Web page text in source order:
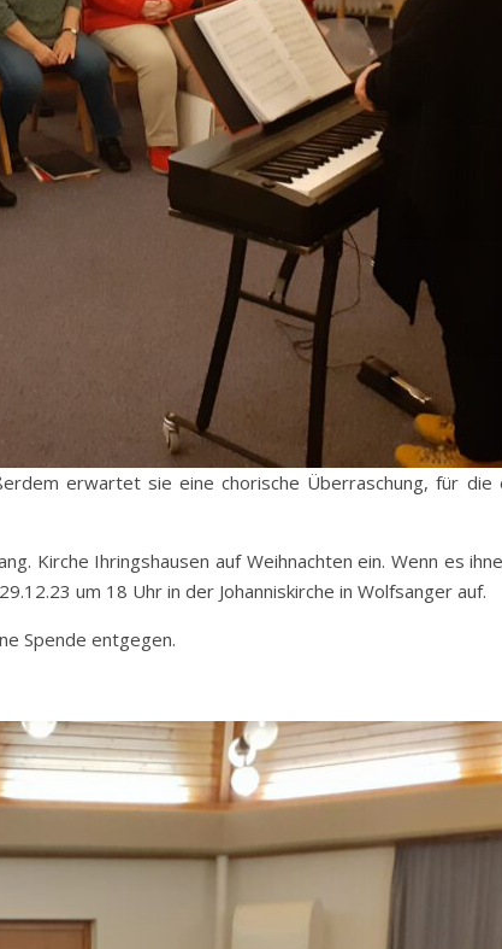
erwartet sie eine chorische Überraschung, für die
Kirche Ihringshausen auf Weihnachten ein. Wenn es
um 18 Uhr in der Johanniskirche in Wolfsanger auf.
Spende entgegen.